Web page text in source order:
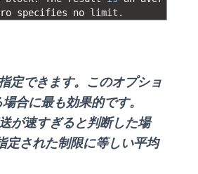
specifies no limit .
定できます。このオプショ
合に最も効果的です。
が速すぎると判断した場
定された制限に等しい平均